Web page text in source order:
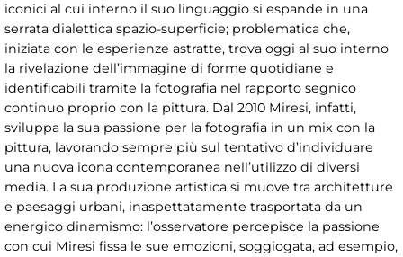
iconici al cui interno il suo linguaggio si espande in una
serrata dialettica spazio-superficie; problematica che,
iniziata con le esperienze astratte, trova oggi al suo interno
la rivelazione dell’immagine di forme quotidiane e
identificabili tramite la fotografia nel rapporto segnico
continuo proprio con la pittura. Dal 2010 Miresi, infatti,
sviluppa la sua passione per la fotografia in un mix con la
pittura, lavorando sempre più sul tentativo d’individuare
una nuova icona contemporanea nell’utilizzo di diversi
media. La sua produzione artistica si muove tra architetture
e paesaggi urbani, inaspettatamente trasportata da un
energico dinamismo: l’osservatore percepisce la passione
con cui Miresi fissa le sue emozioni, soggiogata, ad esempio,